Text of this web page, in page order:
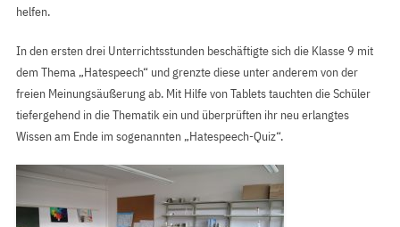
helfen.
In den ersten drei Unterrichtsstunden beschäftigte sich die Klasse 9 mit
dem Thema „Hatespeech“ und grenzte diese unter anderem von der
freien Meinungsäußerung ab. Mit Hilfe von Tablets tauchten die Schüler
tiefergehend in die Thematik ein und überprüften ihr neu erlangtes
Wissen am Ende im sogenannten „Hatespeech-Quiz“.